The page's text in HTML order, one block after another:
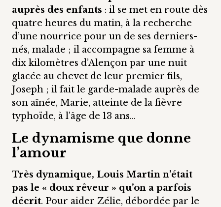
auprès des enfants : il se met en route dès
quatre heures du matin, à la recherche
d’une nourrice pour un de ses derniers-
nés, malade ; il accompagne sa femme à
dix kilomètres d’Alençon par une nuit
glacée au chevet de leur premier fils,
Joseph ; il fait le garde-malade auprès de
son aînée, Marie, atteinte de la fièvre
typhoïde, à l’âge de 13 ans…
Le dynamisme que donne
l’amour
Très dynamique, Louis Martin n’était
pas le « doux rêveur » qu’on a parfois
décrit. Pour aider Zélie, débordée par le